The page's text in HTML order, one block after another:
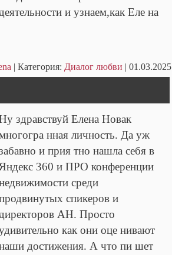
и узнаем,как Еле на
| Категория: Диалог любви | 01.03.2025
здравствуй Елена Новак
нная личность. Да уж
и прия тно нашла себя в
360 и ПРО конференции
среди
спикеров и
АН. Просто
как они оце нивают
достижения. А что пи шет